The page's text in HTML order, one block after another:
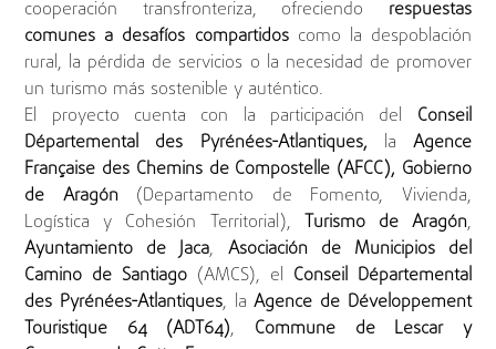
cooperación transfronteriza, ofreciendo respuestas
comunes a desafíos compartidoscomo la despoblación
rural, la pérdida de servicios o la necesidad de promover
un turismo más sostenible y auténtico.
El proyecto cuenta con la participación del Conseil
Départemental des Pyrénées-Atlantiques, la Agence
Française des Chemins de Compostelle (AFCC), Gobierno
de Aragón (Departamento de Fomento, Vivienda,
Logística y Cohesión Territorial), Turismo de Aragón,
Ayuntamiento de Jaca, Asociación de Municipios del
Camino de Santiago (AMCS), el Conseil Départemental
des Pyrénées-Atlantiques, laAgence de Développement
Touristique 64 (ADT64), Commune de Lescar y